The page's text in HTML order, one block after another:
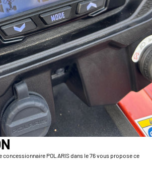
concessionnaire POLARIS dans le 76 vous propose ce